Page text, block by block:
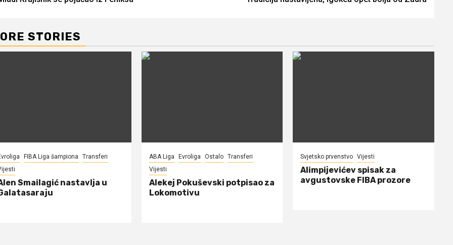
STORIES
FIBA Liga šampiona
Transferi
Smailagić nastavlja u
ABA Liga Evroliga Ostalo Transferi
Vijesti
Alekej Pokuševski potpisao za
Lokomotivu
Svjetsko prvenstvo Vijesti
Alimpijevićev spisak za
avgustovske FIBA prozore